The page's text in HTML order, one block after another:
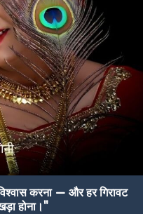
करना — और हर गिरावट
होना।"